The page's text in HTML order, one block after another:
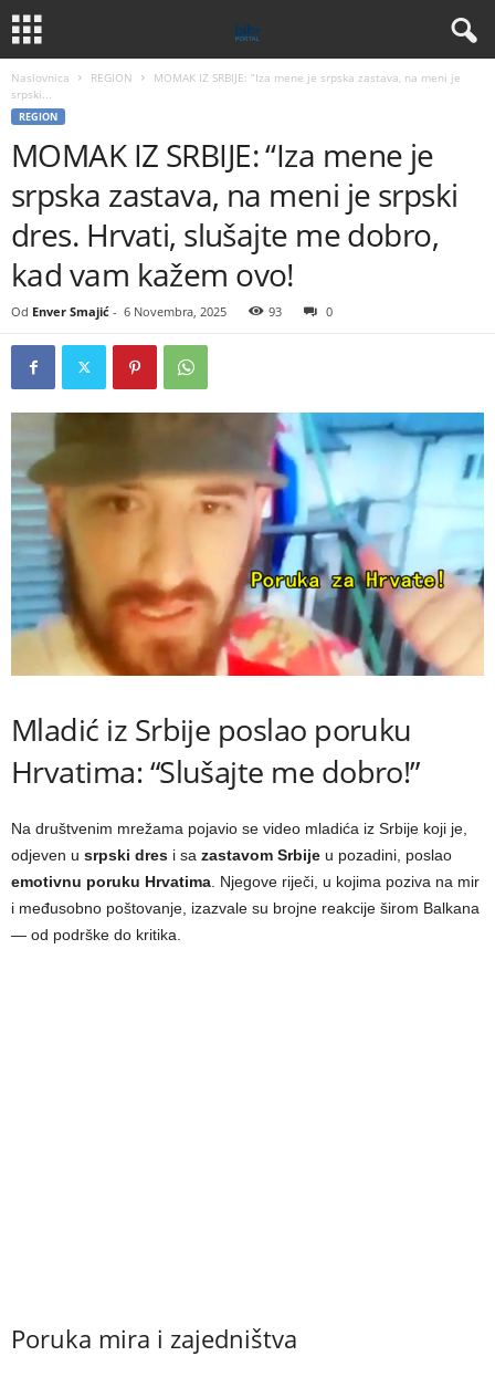
Naslovnica REGION
MOMAK IZ SRBIJE: “Iza mene je srpska zastava, na meni je
srpski...
REGION
MOMAK IZ SRBIJE: “Iza mene je
srpska zastava, na meni je srpski
dres. Hrvati, slušajte me dobro,
kad vam kažem ovo!
Od Enver Smajić - 6 Novembra, 2025 93 0
Mladić iz Srbije poslao poruku
Hrvatima: “Slušajte me dobro!”
Na društvenim mrežama pojavio se video mladića iz Srbije koji je,
odjeven u srpski dres i sa zastavom Srbije u pozadini, poslao
emotivnu poruku Hrvatima . Njegove riječi, u kojima poziva na mir
i međusobno poštovanje, izazvale su brojne reakcije širom Balkana
— od podrške do kritika.
Poruka mira i zajedništva